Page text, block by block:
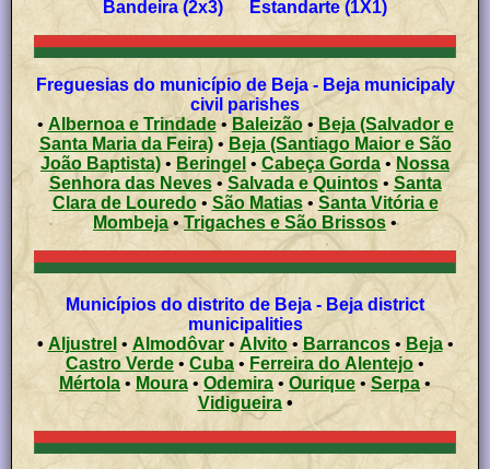
Bandeira (2x3) Estandarte (1X1)
Freguesias do município de Beja - Beja municipaly
civil parishes
• Albernoa e Trindade• Baleizão• Beja (Salvador e
Santa Maria da Feira)• Beja (Santiago Maior e São
João Baptista) • Beringel • Cabeça Gorda •Nossa
Senhora das Neves• Salvada e Quintos• Santa
Clara de Louredo• São Matias• Santa Vitória e
Mombeja•Trigaches e São Brissos •
Municípios do distrito de Beja - Beja district
municipalities
• Aljustrel • Almodôvar• Alvito• Barrancos• Beja•
Castro Verde • Cuba • Ferreira do Alentejo •
Mértola • Moura• Odemira • Ourique • Serpa •
Vidigueira •